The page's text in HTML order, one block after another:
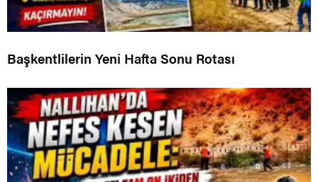
Başkentlilerin Yeni Hafta Sonu Rotası